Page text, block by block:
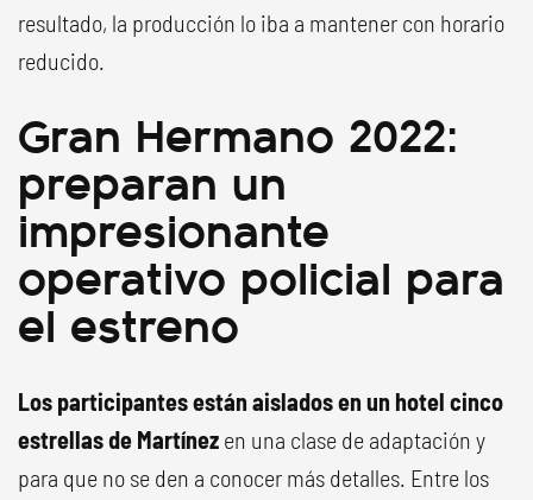
resultado, la producción lo iba a mantener con horario
reducido.
Gran Hermano 2022:
preparan un
impresionante
operativo policial para
el estreno
Los participantes están aislados en un hotel cinco
estrellas de Martínez en una clase de adaptación y
para que no se den a conocer más detalles. Entre los